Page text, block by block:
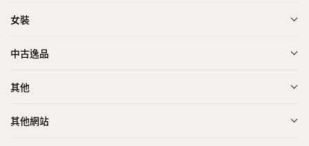
女裝
中古逸品
其他
其他網站